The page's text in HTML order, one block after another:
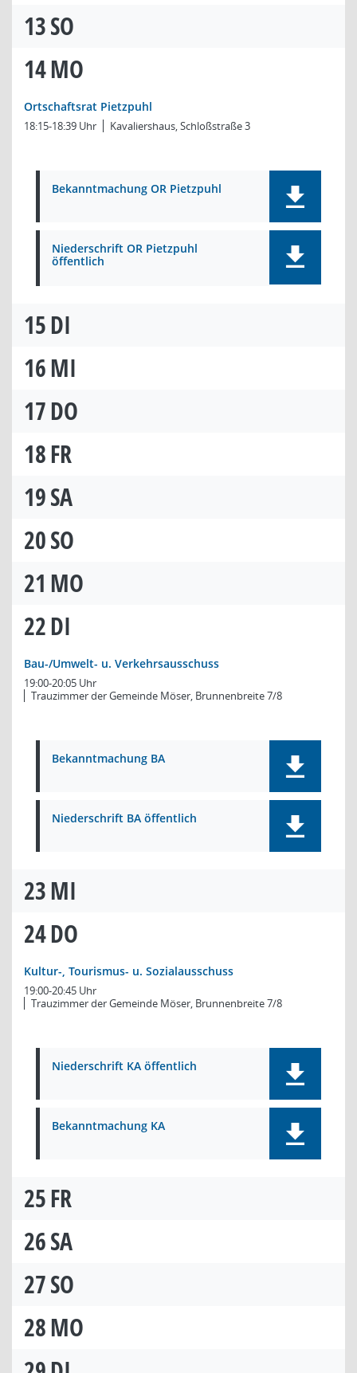
13SO
14MO
Ortschaftsrat Pietzpuhl
18:15-18:39 Uhr Kavaliershaus, Schloßstraße 3
Bekanntmachung OR Pietzpuhl
Niederschrift OR Pietzpuhl
öffentlich
15DI
16MI
17DO
18FR
19SA
20SO
21 MO
22DI
Bau-/Umwelt- u. Verkehrsausschuss
19:00-20:05 Uhr
Trauzimmer der Gemeinde Möser, Brunnenbreite 7/8
Bekanntmachung BA
Niederschrift BA öffentlich
23MI
24DO
Kultur-, Tourismus- u. Sozialausschuss
19:00-20:45 Uhr
Trauzimmer der Gemeinde Möser, Brunnenbreite 7/8
Niederschrift KA öffentlich
Bekanntmachung KA
25FR
26SA
27SO
28MO